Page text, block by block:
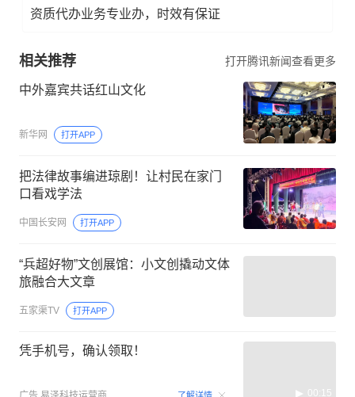
资质代办业务专业办，时效有保证
相关推荐 打开腾讯新闻查看更多
中外嘉宾共话红山文化
新华网 打开APP
把法律故事编进琼剧！让村民在家门
口看戏学法
中国长安网 打开APP
“兵超好物”文创展馆：小文创撬动文体
旅融合大文章
五家渠TV 打开APP
凭手机号，确认领取！
00:15